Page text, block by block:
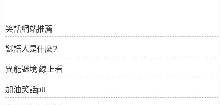
笑話網站推薦
謎語人是什麼?
異能謎境 線上看
加油笑話ptt